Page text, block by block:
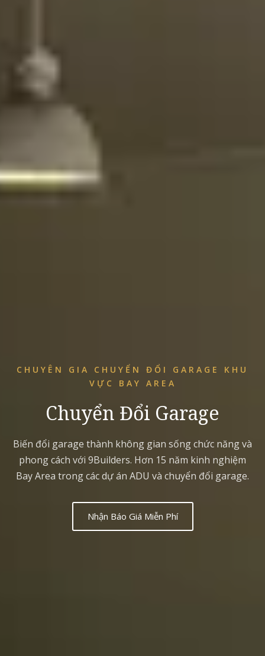
CHUYÊN GIA CHUYỂN ĐỔI GARAGE KHU
VỰC BAY AREA
Chuyển Đổi Garage
Biến đổi garage thành không gian sống chức năng và
phong cách với 9Builders. Hơn 15 năm kinh nghiệm
Bay Area trong các dự án ADU và chuyển đổi garage.
Nhận Báo Giá Miễn Phí